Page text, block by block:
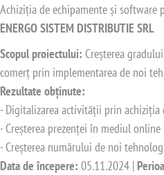
Achiziția de echipamente și
ENERGO SISTEM DISTRIBUTIE SRL
Scopul proiectului: Creșterea
comerț prin implementarea de noi
Rezultate obținute:
- Digitalizarea activității prin achiziția
- Creșterea prezenței în mediul online
- Creșterea numărului de noi
Data de începere: 05.11.2024 |